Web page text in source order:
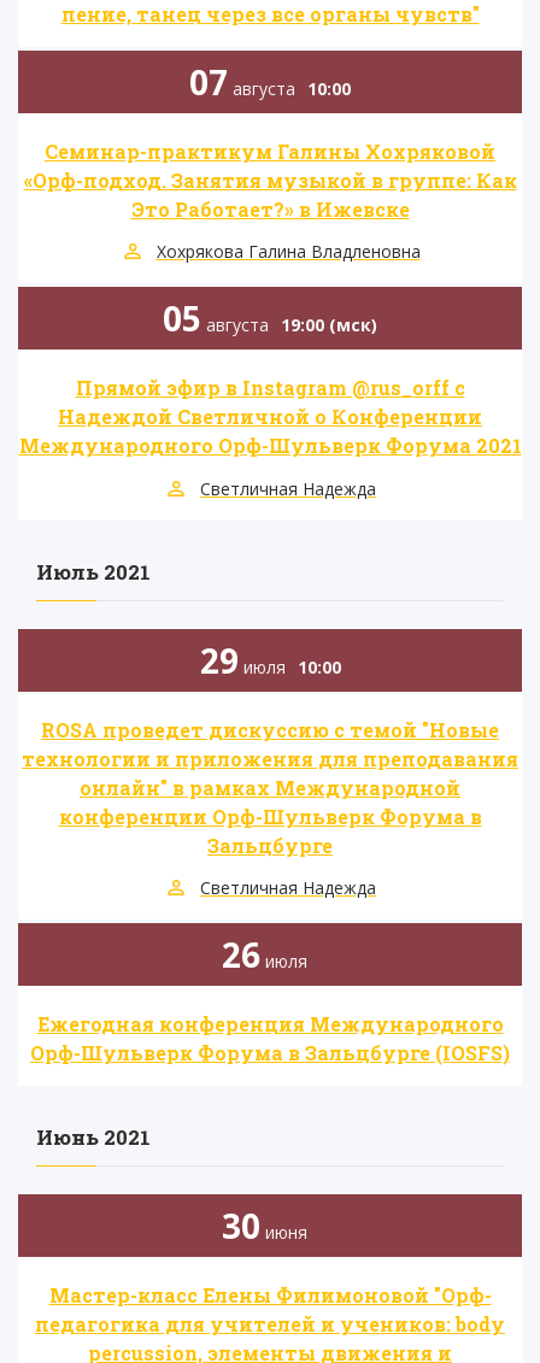
пение, танец через все органы чувств"
07 августа 10:00
Семинар-практикум Галины Хохряковой
«Орф-подход. Занятия музыкой в группе: Как
Это Работает?» в Ижевске
Хохрякова Галина Владленовна
05 августа 19:00 (мск)
Прямой эфир в Instagram @rus_orff с
Надеждой Светличной о Конференции
Международного Орф-Шульверк Форума 2021
Светличная Надежда
Июль 2021
29 июля 10:00
ROSA проведет дискуссию с темой "Новые
технологии и приложения для преподавания
онлайн" в рамках Международной
конференции Орф-Шульверк Форума в
Зальцбурге
Светличная Надежда
26 июля
Ежегодная конференция Международного
Орф-Шульверк Форума в Зальцбурге (IOSFS)
Июнь 2021
30 июня
Мастер-класс Елены Филимоновой "Орф-
педагогика для учителей и учеников: body
percussion, элементы движения и